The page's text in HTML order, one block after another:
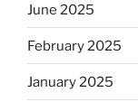
June 2025
February 2025
January 2025